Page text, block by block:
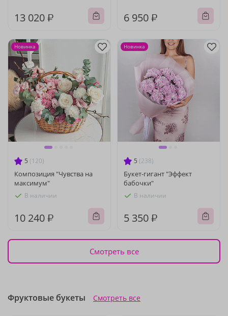
13 020 ₽ 6 950 ₽
5 (120)
Композиция "Чувства на
максимум"
В наличии
10 240 ₽
Новинка
5 (238)
Букет-гигант "Эффект
бабочки"
В наличии
5 350 ₽
Новинка
Смотреть все
Фруктовые букеты Смотреть все